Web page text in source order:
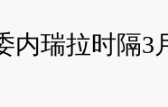
内瑞拉时隔3